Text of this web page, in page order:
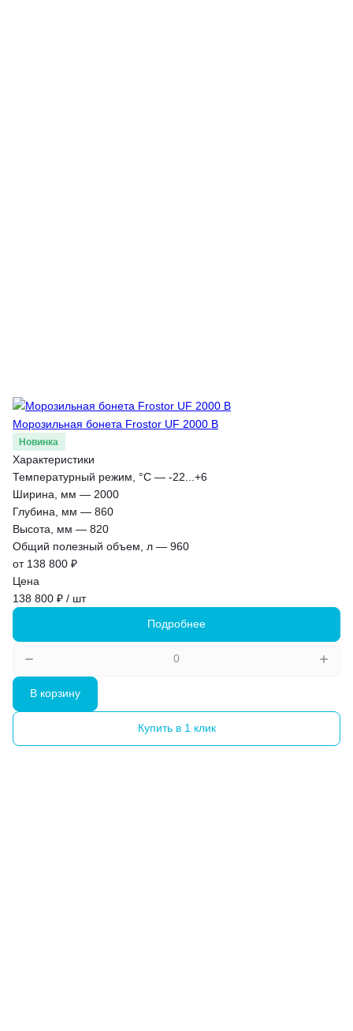
Морозильная бонета Frostor UF 2000 B
Новинка
Характеристики
Температурный режим, °С — -22...+6
Ширина, мм — 2000
Глубина, мм — 860
Высота, мм — 820
Общий полезный объем, л — 960
от 138 800 ₽
Цена
138 800 ₽ / шт
Подробнее
В корзину
Купить в 1 клик